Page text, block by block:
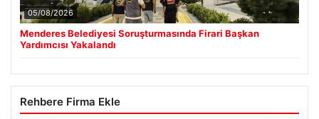
05/08/2026
Menderes Belediyesi Soruşturmasında Firari Başkan
Yardımcısı Yakalandı
Rehbere Firma Ekle